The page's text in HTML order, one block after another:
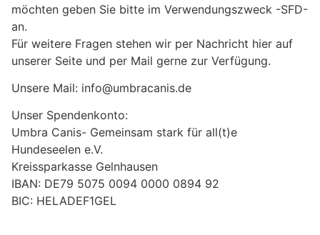
möchten geben Sie bitte im Verwendungszweck -SFD-
an.
Für weitere Fragen stehen wir per Nachricht hier auf
unserer Seite und per Mail gerne zur Verfügung.
Unsere Mail: info@umbracanis.de
Unser Spendenkonto:
Umbra Canis- Gemeinsam stark für all(t)e
Hundeseelen e.V.
Kreissparkasse Gelnhausen
IBAN: DE79 5075 0094 0000 0894 92
BIC: HELADEF1GEL